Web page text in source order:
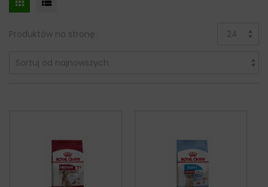
Produktów na stronę: